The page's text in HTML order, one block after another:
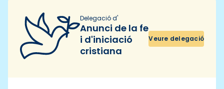
Delegació d'
Anunci de la fe
i d'iniciació
cristiana
Veure delegació